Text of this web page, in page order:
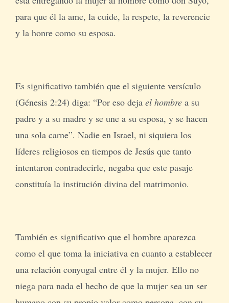
para que él la ame, la cuide, la respete, la reverencie
y la honre como su esposa.
Es significativo también que el siguiente versículo
(Génesis 2:24) diga: “Por eso deja el hombrea su
padre y a su madre y se une a su esposa, y se hacen
una sola carne”. Nadie en Israel, ni siquiera los
líderes religiosos en tiempos de Jesús que tanto
intentaron contradecirle, negaba que este pasaje
constituía la institución divina del matrimonio.
También es significativo que el hombre aparezca
como el que toma la iniciativa en cuanto a establecer
una relación conyugal entre él y la mujer. Ello no
niega para nada el hecho de que la mujer sea un ser